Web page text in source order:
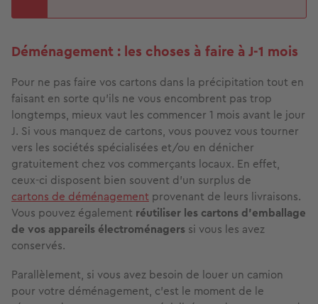
Déménagement : les choses à faire à J-1 mois
Pour ne pas faire vos cartons dans la précipitation tout en
faisant en sorte qu’ils ne vous encombrent pas trop
longtemps, mieux vaut les commencer 1 mois avant le jour
J. Si vous manquez de cartons, vous pouvez vous tourner
vers les sociétés spécialisées et/ou en dénicher
gratuitement chez vos commerçants locaux. En effet,
ceux-ci disposent bien souvent d’un surplus de
cartons de déménagement provenant de leurs livraisons.
Vous pouvez également réutiliser les cartons d’emballage
de vos appareils électroménagers si vous les avez
conservés.
Parallèlement, si vous avez besoin de louer un camion
pour votre déménagement, c’est le moment de le